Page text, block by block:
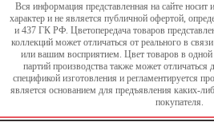
Вся информация представленная на сайте носит
характер и не является публичной офертой,
и 437 ГК РФ. Цветопередача товаров
коллекций может отличаться от реального в
или вашим восприятием. Цвет товаров в
партий производства также может отличаться
спецификой изготовления и регламентируется
является основанием для предъявления каких-
покупателя.